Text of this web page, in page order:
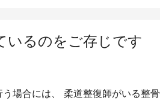
いるのをご存じです
場合には、 柔道整復師がいる整骨